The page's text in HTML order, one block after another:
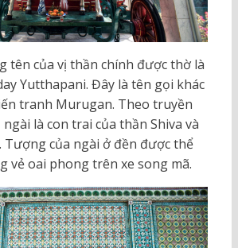
tên của vị thần chính được thờ là
Yutthapani. Đây là tên gọi khác
tranh Murugan. Theo truyền
là con trai của thần Shiva và
Tượng của ngài ở đền được thể
vẻ oai phong trên xe song mã.